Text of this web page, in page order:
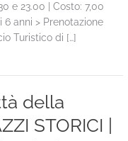
e 23.00 | Costo: 7,00
anni > Prenotazione
Turistico di […]
della
STORICI |